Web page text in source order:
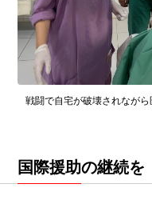
戦闘で自宅が破壊されなが
国際援助の継続を